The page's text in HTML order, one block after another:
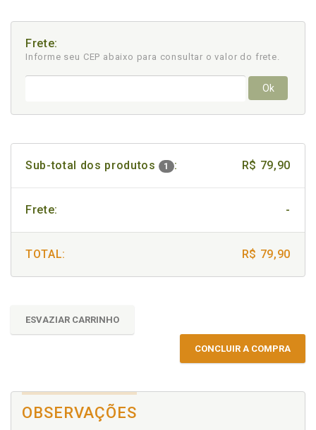
Frete:
Informe seu CEP abaixo para consultar o valor do frete.
Ok
Sub-total dos produtos 1 : R$ 79,90
Frete: -
TOTAL: R$ 79,90
ESVAZIAR CARRINHO
CONCLUIR A COMPRA
OBSERVAÇÕES